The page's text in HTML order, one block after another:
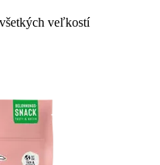
veľkostí